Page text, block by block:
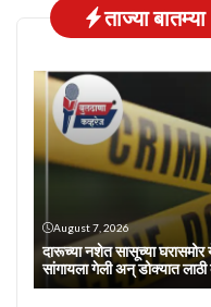
ताज्या बातम्या
August 7, 2026
दारूच्या नशेत सासूच्या
सांगायला गेली अन् डोक्यात